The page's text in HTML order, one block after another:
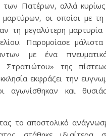
των Πατέρων, αλλά
μαρτύρων, οι οποίοι με
τη μεγαλύτερη μαρτυρία
Παρομοίασε
με ένα
Στρατιώτου» της
εκφράζει την
αγωνίσθηκαν και
το αποστολικό